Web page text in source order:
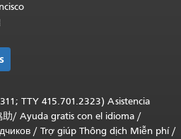
TTY 415.701.2323) Asistencia
助/ Ayuda gratis con el idioma /
/ Trợ giúp Thông dịch Miễn phí/